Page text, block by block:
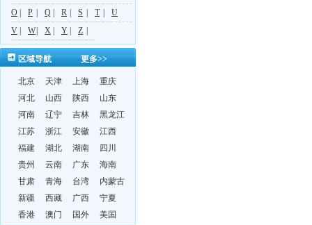
O
P Q R S T
U
V
W X Y Z
更多>>
区域导航
北京 天津 上海
重庆
河北
山西 陕西
山东
河南
辽宁 吉林
黑龙江
江苏
浙江 安徽
江西
福建
湖北 湖南
四川
贵州
云南 广东
海南
甘肃
青海 台湾
内蒙古
新疆
西藏 广西
宁夏
香港
澳门 国外 美国